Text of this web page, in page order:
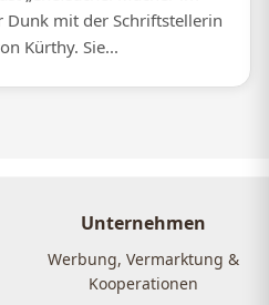
Dunk mit der Schriftstellerin
Kürthy. Sie...
Unternehmen
Werbung, Vermarktung &
Kooperationen